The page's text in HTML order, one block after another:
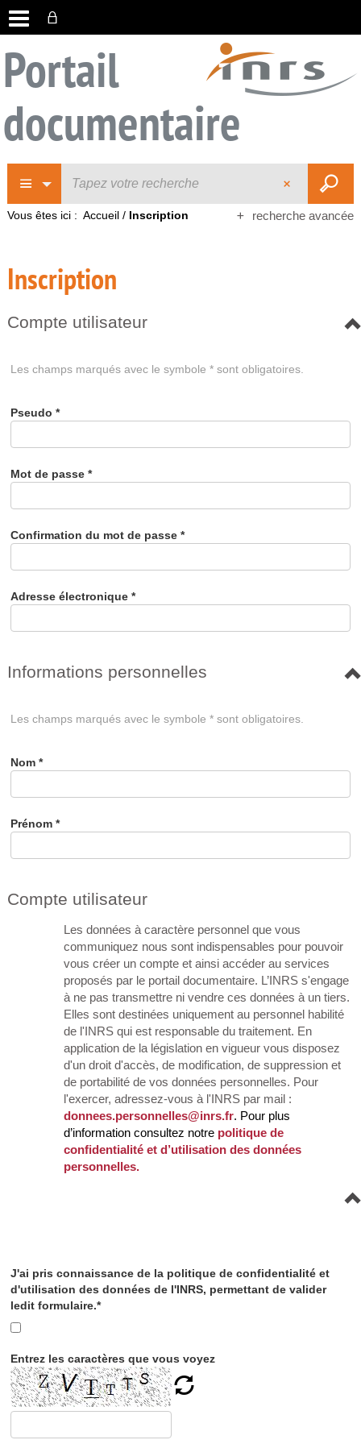
Portail
documentaire
recherche avancée
Vous êtes ici : Accueil / Inscription
Inscription
Compte utilisateur
Les champs marqués avec le symbole * sont obligatoires.
Pseudo *
Mot de passe *
Confirmation du mot de passe *
Adresse électronique *
Informations personnelles
Les champs marqués avec le symbole * sont obligatoires.
Nom *
Prénom *
Compte utilisateur
Les données à caractère personnel que vous
communiquez nous sont indispensables pour pouvoir
vous créer un compte et ainsi accéder au services
proposés par le portail documentaire. L’INRS s'engage
à ne pas transmettre ni vendre ces données à un tiers.
Elles sont destinées uniquement au personnel habilité
de l'INRS qui est responsable du traitement. En
application de la législation en vigueur vous disposez
d'un droit d'accès, de modification, de suppression et
de portabilité de vos données personnelles. Pour
l'exercer, adressez-vous à l'INRS par mail :
donnees.personnelles@inrs.fr. Pour plus
d’information consultez notre politique de
confidentialité et d’utilisation des données
personnelles.
J'ai pris connaissance de la politique de confidentialité et
d'utilisation des données de l'INRS, permettant de valider
ledit formulaire.*
Entrez les caractères que vous voyez